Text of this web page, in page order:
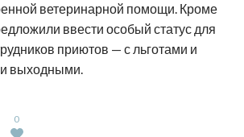
ветеринарной помощи. Кроме
ввести особый статус для
приютов — с льготами и
выходными.
0